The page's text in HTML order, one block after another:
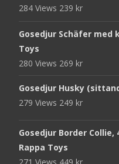
284 Views 239 kr
Gosedjur Schäfer med
Toys
280 Views 269 kr
Gosedjur Husky
279 Views 249 kr
Gosedjur Border
Rappa Toys